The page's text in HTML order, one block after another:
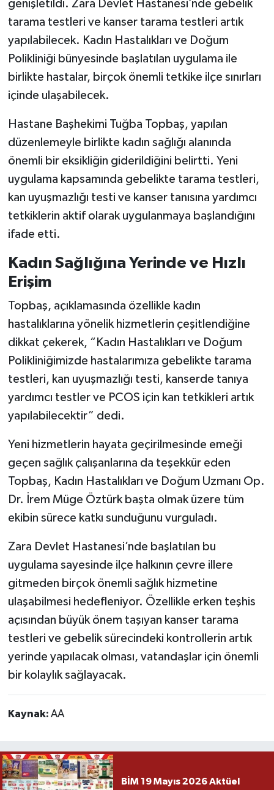
genişletildi. Zara Devlet Hastanesi’nde gebelik
tarama testleri ve kanser tarama testleri artık
yapılabilecek. Kadın Hastalıkları ve Doğum
Polikliniği bünyesinde başlatılan uygulama ile
birlikte hastalar, birçok önemli tetkike ilçe sınırları
içinde ulaşabilecek.
Hastane Başhekimi Tuğba Topbaş, yapılan
düzenlemeyle birlikte kadın sağlığı alanında
önemli bir eksikliğin giderildiğini belirtti. Yeni
uygulama kapsamında gebelikte tarama testleri,
kan uyuşmazlığı testi ve kanser tanısına yardımcı
tetkiklerin aktif olarak uygulanmaya başlandığını
ifade etti.
Kadın Sağlığına Yerinde ve Hızlı
Erişim
Topbaş, açıklamasında özellikle kadın
hastalıklarına yönelik hizmetlerin çeşitlendiğine
dikkat çekerek, “Kadın Hastalıkları ve Doğum
Polikliniğimizde hastalarımıza gebelikte tarama
testleri, kan uyuşmazlığı testi, kanserde tanıya
yardımcı testler ve PCOS için kan tetkikleri artık
yapılabilecektir” dedi.
Yeni hizmetlerin hayata geçirilmesinde emeği
geçen sağlık çalışanlarına da teşekkür eden
Topbaş, Kadın Hastalıkları ve Doğum Uzmanı Op.
Dr. İrem Müge Öztürk başta olmak üzere tüm
ekibin sürece katkı sunduğunu vurguladı.
Zara Devlet Hastanesi’nde başlatılan bu
uygulama sayesinde ilçe halkının çevre illere
gitmeden birçok önemli sağlık hizmetine
ulaşabilmesi hedefleniyor. Özellikle erken teşhis
açısından büyük önem taşıyan kanser tarama
testleri ve gebelik sürecindeki kontrollerin artık
yerinde yapılacak olması, vatandaşlar için önemli
bir kolaylık sağlayacak.
Kaynak: AA
BİM 19 Mayıs 2026 Aktüel